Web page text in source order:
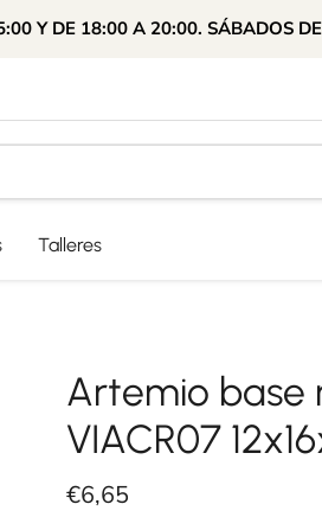
Y DE 18:00 A 20:00. SÁBADOS
Talleres
Artemio base
VIACR07
Precio actual
€6,65